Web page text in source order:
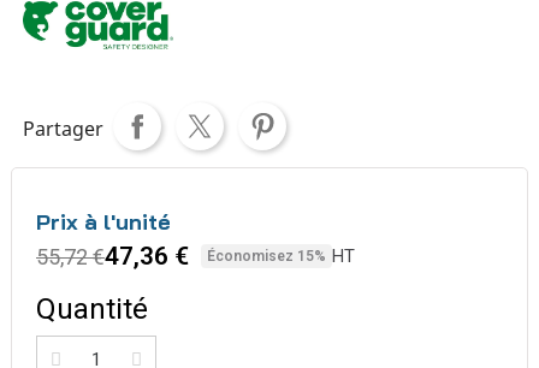
Partager
Prix à l'unité
55,72 €47,36 € Économisez 15% HT
Quantité